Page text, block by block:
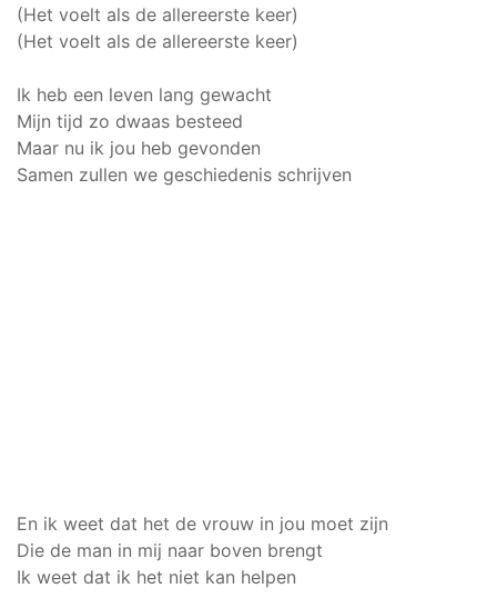
(Het voelt als de allereerste keer)
(Het voelt als de allereerste keer)
Ik heb een leven lang gewacht
Mijn tijd zo dwaas besteed
Maar nu ik jou heb gevonden
Samen zullen we geschiedenis schrijven
En ik weet dat het de vrouw in jou moet zijn
Die de man in mij naar boven brengt
Ik weet dat ik het niet kan helpen